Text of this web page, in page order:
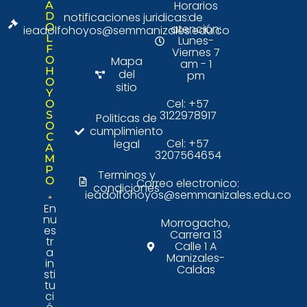
A
D
O
L
F
O
H
O
Y
O
S
O
C
A
M
P
O
En
nu
es
tr
a
in
sti
tu
ci
notificaciones juridicas:
ieadolfohoyos@semmanizales.edu.co
Mapa
del
sitio
Politicas de
cumplimiento
legal
Terminos y
condiciones
Horarios
de
atención:
Lunes-
Viernes 7
am - 1
pm
Cel: +57
3122978917
Cel: +57
3207564654
Correo electronico:
ieadolfohoyos@semmanizales.edu.co
Morrogacho,
Carrera 13
Calle 1 A
Manizales-
Caldas